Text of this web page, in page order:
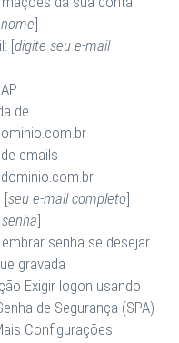
]
[digite seu e-mail
de
emails
[seu e-mail completo]
]
senha se desejar
gravada
Exigir logon usando
de Segurança (SPA)
Configurações